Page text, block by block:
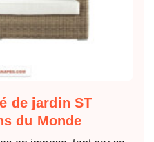
de jardin ST
du Monde